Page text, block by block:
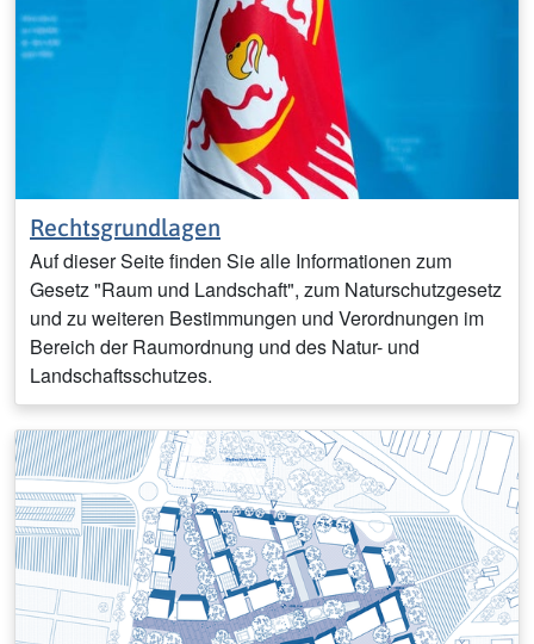
Rechtsgrundlagen
Auf dieser Seite finden Sie alle Informationen zum
Gesetz "Raum und Landschaft", zum Naturschutzgesetz
und zu weiteren Bestimmungen und Verordnungen im
Bereich der Raumordnung und des Natur- und
Landschaftsschutzes.